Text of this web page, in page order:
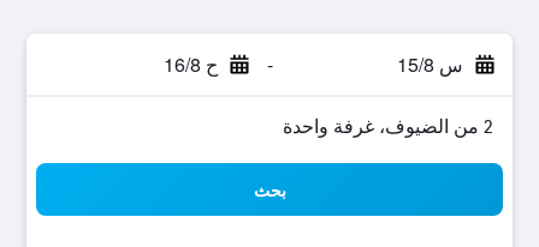
س 15/8 - ح 16/8
2 من الضيوف، غرفة واحدة
بحث